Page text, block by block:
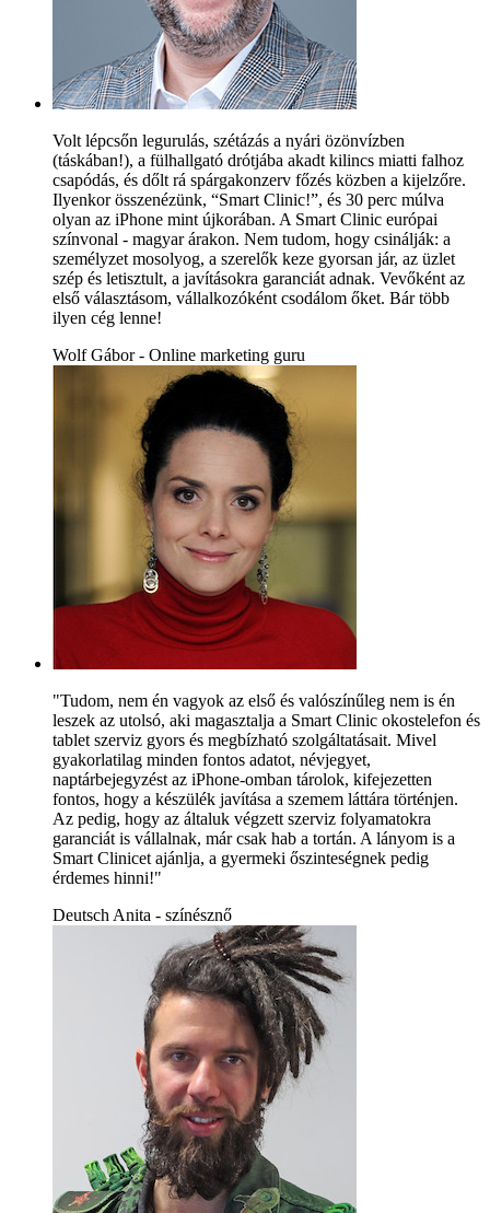
Volt lépcsőn legurulás, szétázás a nyári özönvízben
(táskában!), a fülhallgató drótjába akadt kilincs miatti falhoz
csapódás, és dőlt rá spárgakonzerv főzés közben a kijelzőre.
Ilyenkor összenézünk, “Smart Clinic!”, és 30 perc múlva
olyan az iPhone mint újkorában. A Smart Clinic európai
színvonal - magyar árakon. Nem tudom, hogy csinálják: a
személyzet mosolyog, a szerelők keze gyorsan jár, az üzlet
szép és letisztult, a javításokra garanciát adnak. Vevőként az
első választásom, vállalkozóként csodálom őket. Bár több
ilyen cég lenne!
Wolf Gábor - Online marketing guru
"Tudom, nem én vagyok az első és valószínűleg nem is én
leszek az utolsó, aki magasztalja a Smart Clinic okostelefon és
tablet szerviz gyors és megbízható szolgáltatásait. Mivel
gyakorlatilag minden fontos adatot, névjegyet,
naptárbejegyzést az iPhone-omban tárolok, kifejezetten
fontos, hogy a készülék javítása a szemem láttára történjen.
Az pedig, hogy az általuk végzett szerviz folyamatokra
garanciát is vállalnak, már csak hab a tortán. A lányom is a
Smart Clinicet ajánlja, a gyermeki őszinteségnek pedig
érdemes hinni!"
Deutsch Anita - színésznő